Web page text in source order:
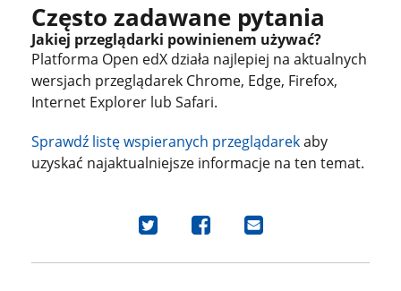
Często zadawane pytania
Jakiej przeglądarki powinienem używać?
Platforma Open edX działa najlepiej na aktualnych
wersjach przeglądarek Chrome, Edge, Firefox,
Internet Explorer lub Safari.
Sprawdź listę wspieranych przeglądarekaby
uzyskać najaktualniejsze informacje na ten temat.
Udostępnij
na
Tweeterze,
Udostępnij
na
Facebook'u
Wyślij
e-
mail